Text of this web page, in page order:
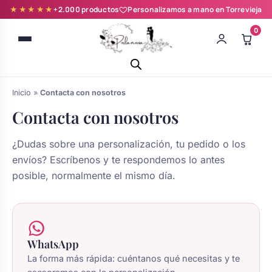
★★★★★+2.000 productos Personalizamos a mano en Torrevieja
0
novia y zapatillas
personalizadas
de boda
Árboles de Huellas para Primera
Batas de comunión personalizadas
para niña
Inicio » Contacta con nosotros
Contacta con nosotros
¿Dudas sobre una personalización, tu pedido o los
envíos? Escríbenos y te respondemos lo antes
posible, normalmente el mismo día.
WhatsApp
La forma más rápida: cuéntanos qué necesitas y te